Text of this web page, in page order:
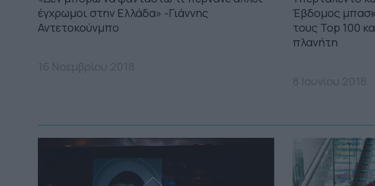
έγχρωμοι στην Ελλάδα» -Γιάννης
Αντετοκούνμπο
Έβδομος
τους Top 100
πλανήτη